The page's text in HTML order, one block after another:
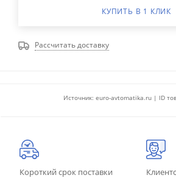
КУПИТЬ В 1 КЛИК
Рассчитать доставку
Источник: euro-avtomatika.ru | ID
Короткий срок поставки